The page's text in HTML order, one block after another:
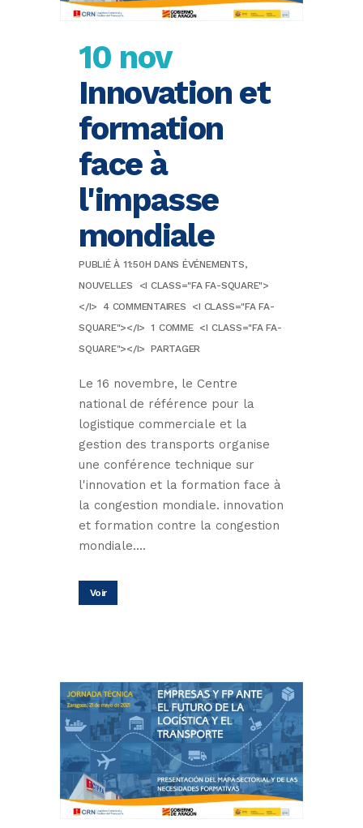
10 nov
Innovation et
formation
face à
l'impasse
mondiale
PUBLIÉ À 11:50H DANS ÉVÉNEMENTS,
NOUVELLES
<I CLASS="FA FA-SQUARE">
</I>
4 COMMENTAIRES
<I CLASS="FA FA-
SQUARE"></I> 1 COMME <I CLASS="FA FA-
SQUARE"></I> PARTAGER
Le 16 novembre, le Centre
national de référence pour la
logistique commerciale et la
gestion des transports organise
une conférence technique sur
l'innovation et la formation face à
la congestion mondiale. innovation
et formation contre la congestion
mondiale....
Voir